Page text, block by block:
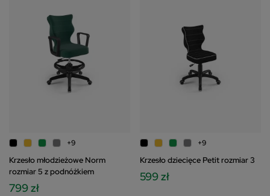
+9
Krzesło młodzieżowe Norm
rozmiar 5 z podnóżkiem
799 zł
+9
Krzesło dziecięce Petit rozmiar 3
599 zł